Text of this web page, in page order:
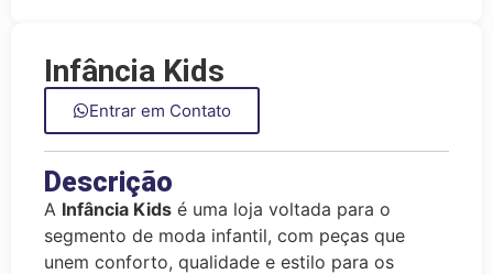
Infância Kids
Entrar em Contato
Descrição
A Infância Kids é uma loja voltada para o
segmento de moda infantil, com peças que
unem conforto, qualidade e estilo para os